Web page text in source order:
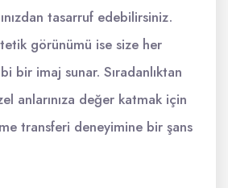
tasarruf edebilirsiniz.
görünümü ise size her
bir imaj sunar. Sıradanlıktan
anlarınıza değer katmak için
transferi deneyimine bir şans